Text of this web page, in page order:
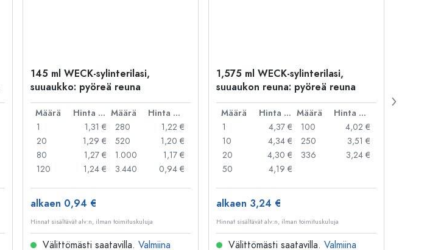
145 ml WECK-sylinterilasi,
suuaukko: pyöreä reuna
Määrä Hinta per kpl Määrä
Hinta per kpl
1
1,31 €
20
1,29 €
80
1,27 €
120
1,24 €
280
1,22 €
520
1,20 €
1.000
1,17 €
3.440
0,94 €
alkaen 0,94 €
Hinnat sisältävät alv:n, ilman toimituskuluja
Välittömästi saatavilla.Valmiina
1,575 ml WECK-sylinterilasi,
suuaukon reuna: pyöreä reuna
Määrä Hinta per kpl Määrä
Hinta per kpl
1
4,37 €
10
4,34 €
20
4,30 €
50
4,19 €
100
4,02 €
250
3,51 €
336
3,24 €
alkaen 3,24 €
Hinnat sisältävät alv:n, ilman toimituskuluja
Välittömästi saatavilla.Valmiina